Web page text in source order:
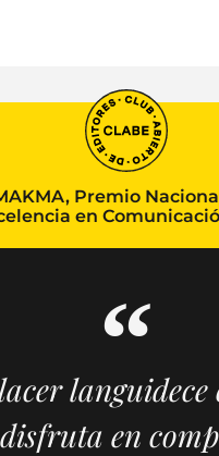
Premio
en
en